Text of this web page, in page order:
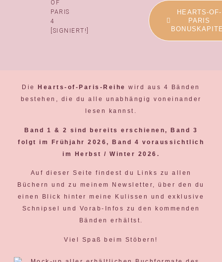
OF
PARIS
4
[SIGNIERT!]
HEARTS-OF-
PARIS
Die Hearts-of-Paris-Reihe wird aus 4 Bänden
bestehen, die du alle unabhängig voneinander
lesen kannst.
Band 1 & 2 sind bereits erschienen, Band 3
folgt im Frühjahr 2026, Band 4 voraussichtlich
im Herbst / Winter 2026.
Auf dieser Seite findest du Links zu allen
Büchern und zu meinem Newsletter, über den du
einen Blick hinter meine Kulissen und exklusive
Schnipsel und Vorab-Infos zu den kommenden
Bänden erhältst.
Viel Spaß beim Stöbern!